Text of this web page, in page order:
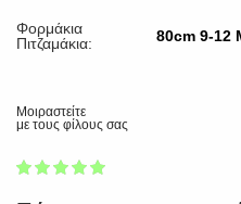
Φορμάκια
Πιτζαμάκια:
80cm 9-12
Μοιραστείτε
με τους φίλους σας
1
2
3
4
5